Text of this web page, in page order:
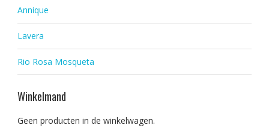
Annique
Lavera
Rio Rosa Mosqueta
Winkelmand
Geen producten in de winkelwagen.